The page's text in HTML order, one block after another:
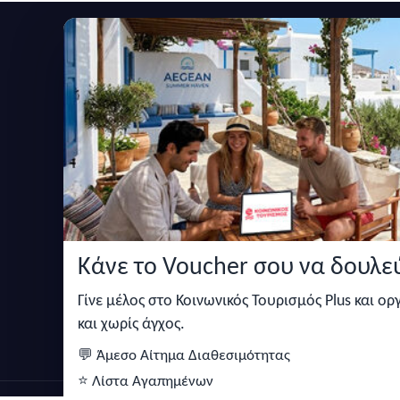
Κάνε το Voucher σου να
Γίνε μέλος στο Κοινωνικός Τουρισμός Plus και
και χωρίς άγχος.
💬 Άμεσο Αίτημα Διαθεσιμότητας
⭐ Λίστα Αγαπημένων
Εγγραφείτε στο newsletter μας
Μείνετε ενημερωμένοι με τις τελευταίες
Κάντε αναζήτηση για προσφορές σε ξενοδοχεία,